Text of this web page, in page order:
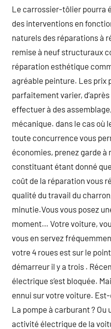
Le carrossier-tôlier pourra
des interventions en
naturels des réparations à
remise à neuf structuraux
réparation esthétique
agréable peinture. Les prix
parfaitement varier, d’après
effectuer à des
mécanique. dans le cas où
toute concurrence vous
économies, prenez garde à
constituant étant donné
coût de la réparation vous
qualité du travail du
minutie.Vous vous posez
moment… Votre voiture,
vous en servez
votre 4 roues est sur le
démarreur il y a trois .
électrique s’est bloquée.
ennui sur votre voiture.
La pompe à carburant ? Ou
activité électrique de la